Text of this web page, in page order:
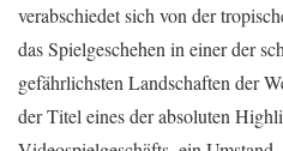
verabschiedet sich von der
das Spielgeschehen in einer der
gefährlichsten Landschaften der
der Titel eines der absoluten